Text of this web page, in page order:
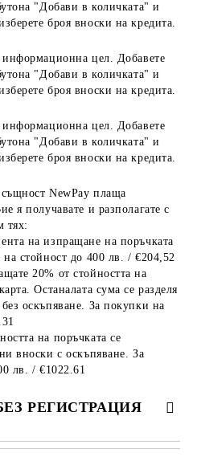
"Добави в количката" и
броя вноски на кредита.
информационна цел. Добавете
"Добави в количката" и
броя вноски на кредита.
информационна цел. Добавете
"Добави в количката" и
броя вноски на кредита.
NewPay плаща
я получавате и разполагате с
тях:
на изпращане на поръчката
стойност до 400 лв. / €204,52
20% от стойността на
Останалата сума се разделя
оскъпяване. За покупки на
на поръчката се
вноски с оскъпяване. За
лв. / €1022.61
РЕГИСТРАЦИЯ
4 ПОЛЕТА